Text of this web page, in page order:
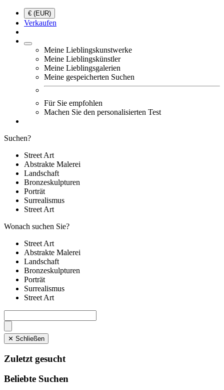
€ (EUR)
Verkaufen
Meine Lieblingskunstwerke
Meine Lieblingskünstler
Meine Lieblingsgalerien
Meine gespeicherten Suchen
Für Sie empfohlen
Machen Sie den personalisierten Test
Suchen?
Street Art
Abstrakte Malerei
Landschaft
Bronzeskulpturen
Porträt
Surrealismus
Street Art
Wonach suchen Sie?
Street Art
Abstrakte Malerei
Landschaft
Bronzeskulpturen
Porträt
Surrealismus
Street Art
✕ Schließen
Zuletzt gesucht
Beliebte Suchen